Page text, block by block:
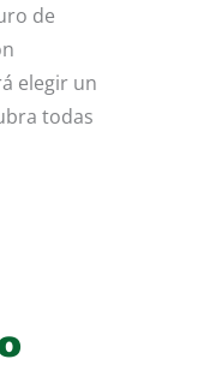
de
elegir un
todas